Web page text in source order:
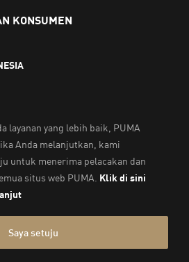
KONSUMEN
KONSUMEN DAN
0853-1111-1010